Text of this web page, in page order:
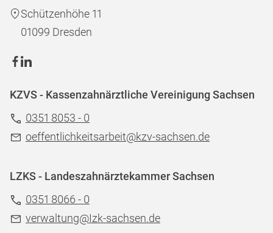
Schützenhöhe 11
01099 Dresden
KZVS - Kassenzahnärztliche Vereinigung Sachsen
0351 8053 - 0
oeffentlichkeitsarbeit@kzv-sachsen.de
LZKS - Landeszahnärztekammer Sachsen
0351 8066 - 0
verwaltung@Izk-sachsen.de